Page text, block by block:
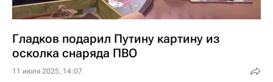
Гладков подарил Путину картину из
осколка снаряда ПВО
11 июля 2025, 14:07